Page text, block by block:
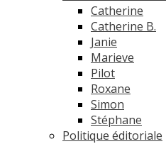
Catherine
Catherine B.
Janie
Marieve
Pilot
Roxane
Simon
Stéphane
Politique éditoriale